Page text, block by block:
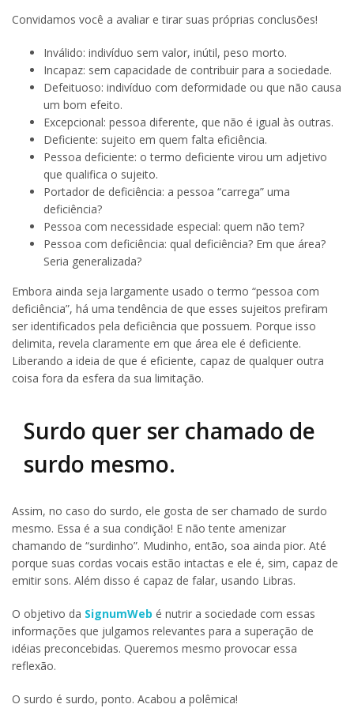
Convidamos você a avaliar e tirar suas próprias conclusões!
Inválido: indivíduo sem valor, inútil, peso morto.
Incapaz: sem capacidade de contribuir para a sociedade.
Defeituoso: indivíduo com deformidade ou que não causa
um bom efeito.
Excepcional: pessoa diferente, que não é igual às outras.
Deficiente: sujeito em quem falta eficiência.
Pessoa deficiente: o termo deficiente virou um adjetivo
que qualifica o sujeito.
Portador de deficiência: a pessoa “carrega” uma
deficiência?
Pessoa com necessidade especial: quem não tem?
Pessoa com deficiência: qual deficiência? Em que área?
Seria generalizada?
Embora ainda seja largamente usado o termo “pessoa com
deficiência”, há uma tendência de que esses sujeitos prefiram
ser identificados pela deficiência que possuem. Porque isso
delimita, revela claramente em que área ele é deficiente.
Liberando a ideia de que é eficiente, capaz de qualquer outra
coisa fora da esfera da sua limitação.
Surdo quer ser chamado de
surdo mesmo.
Assim, no caso do surdo, ele gosta de ser chamado de surdo
mesmo. Essa é a sua condição! E não tente amenizar
chamando de “surdinho”. Mudinho, então, soa ainda pior. Até
porque suas cordas vocais estão intactas e ele é, sim, capaz de
emitir sons. Além disso é capaz de falar, usando Libras.
O objetivo da SignumWeb é nutrir a sociedade com essas
informações que julgamos relevantes para a superação de
idéias preconcebidas. Queremos mesmo provocar essa
reflexão.
O surdo é surdo, ponto. Acabou a polêmica!